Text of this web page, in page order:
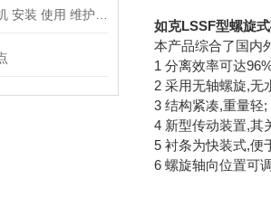
如克LSSF型螺旋
本产品综合了国内
1 分离效率可达
2 采用无轴螺旋,无
3 结构紧凑,重量轻;
4 新型传动装置,其
5 衬条为快装式,便
6 螺旋轴向位置可